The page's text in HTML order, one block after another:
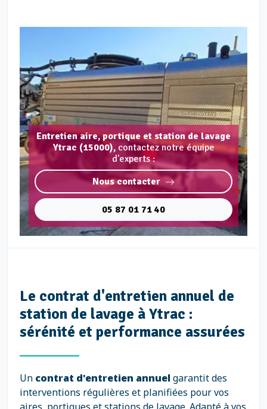
Entretien aire, portique et station de lavage
Ytrac (15000), contactez notre équipe
d'experts :
Nous contacter
05 87 01 71 40
Le contrat d'entretien annuel de
station de lavage à Ytrac :
sérénité et performance assurées
Un contrat d'entretien annuelgarantit des
interventions régulières et planifiées pour vos